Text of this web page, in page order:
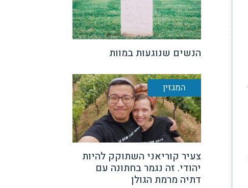
הנשים שנוגעות במוות
המגזין
צעיר קוריאני השתוקק להיות
יהודי. זה נגמר בחתונה עם
דתיה מרמת הגולן